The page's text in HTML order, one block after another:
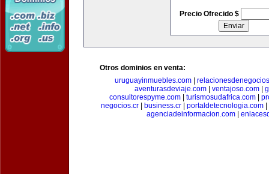
Precio Ofrecido $
Otros dominios en venta:
uruguayinmuebles.com|
aventurasdeviaje.com| ventajoso.com|
consultorespyme.com| turismosudafrica.com|
negocios.cr
business.cr portaldetecnologia.com
agenciadeinformacion.com